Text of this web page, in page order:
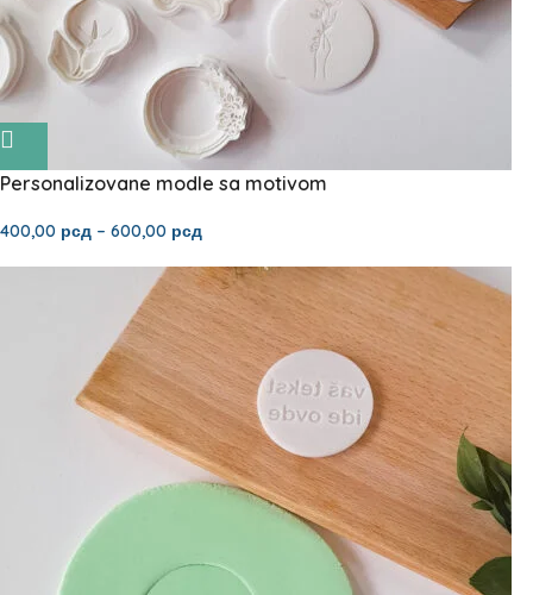
Personalizovane modle sa motivom
400,00 рсд – 600,00 рсд